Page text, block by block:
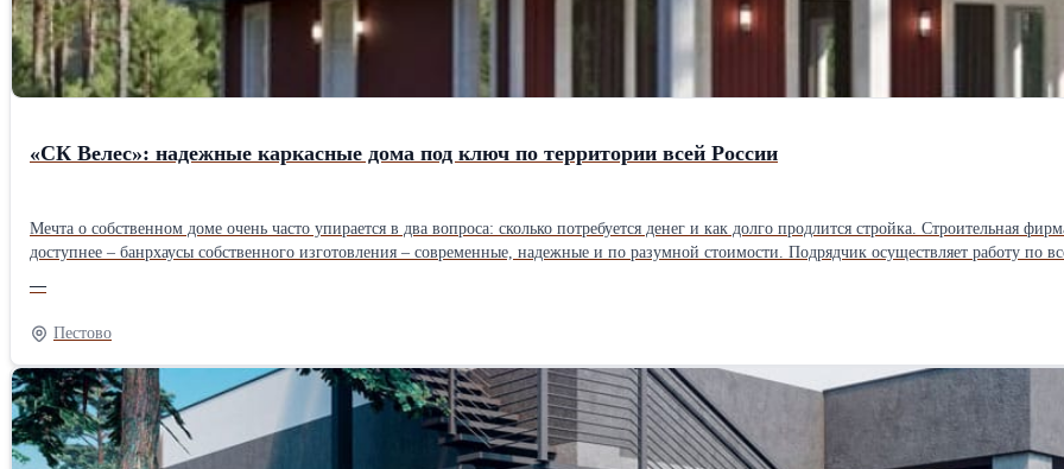
«СК Велес»: надежные каркасные дома под ключ по территории всей России
Мечта о собственном доме очень часто упирается в два вопроса: сколько потребуется денег и как долго продлится стройка. Строительная
доступнее – банрхаусы собственного изготовления – современные, надежные и по разумной стоимости. Подрядчик осуществляет работу по
этапе и исключить наценки посредников, что и дает возможность зафиксировать демократичные расценки на готовые сооружения. В
компактные дачные домики для сезонного отдыха, просторные дома для круглогодичного проживания, варианты с террасами,
можно адаптировать под особенности участка и запросы заказчика. И подчеркнем, что заказчик лично решает, на каком этапе ему удобнее получить дом: в виде комплекта для самостоятельной сборки, в
варианте «теплый контур» или «под ключ» с финишной отделкой. Такой подход позволит рационально распределить деньги и не
современном производстве применяются добротные пиломатериалы камерной сушки, инновационные утеплители, ветро- и влагозащитные
обеспечить долгий срок службы конструкции и хорошие технические параметры. Конкурентные преимущества каркасных домов Почему все больше жителей предпочитают именно каркасные технологии? Все
—
Пестово